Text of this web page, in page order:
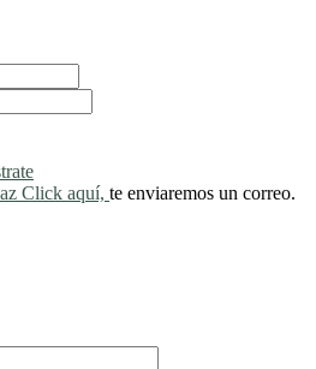
Click aquí, te enviaremos un correo.